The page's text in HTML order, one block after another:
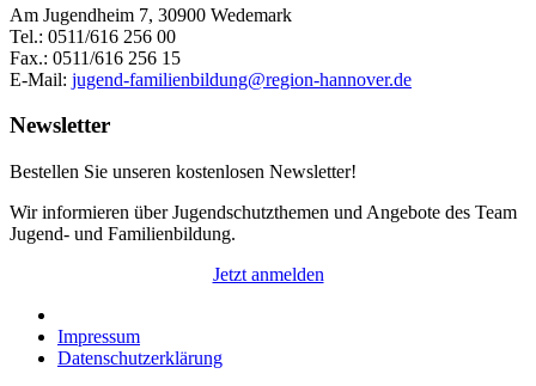
Am Jugendheim 7, 30900 Wedemark
Tel.: 0511/616 256 00
Fax.: 0511/616 256 15
E-Mail: jugend-familienbildung@region-hannover.de
Newsletter
Bestellen Sie unseren kostenlosen Newsletter!
Wir informieren über Jugendschutzthemen und Angebote des Team
Jugend- und Familienbildung.
Jetzt anmelden
Impressum
Datenschutzerklärung